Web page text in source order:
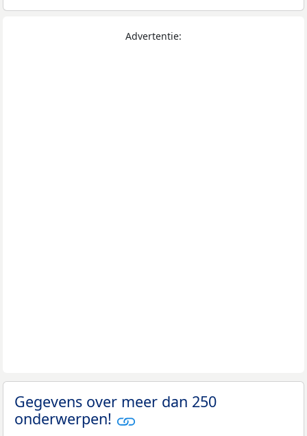
Advertentie:
Gegevens over meer dan 250
onderwerpen!